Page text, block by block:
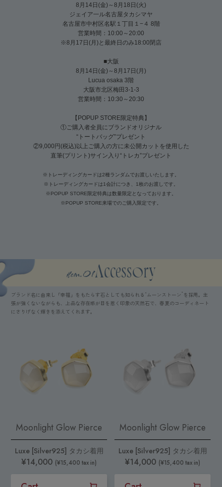
8月14日(金)～8月18日(火)
ジェイア一ル名古屋タカシマヤ
名古屋市中村区名駅１丁目１−４ 8階
営業時間：10:00～20:00
※8月17日(月)と最終日のみ18:00閉店
■大阪
8月14日(金)～8月17日(月)
Lucua osaka 3階
大阪市北区梅田3-1-3
営業時間：10:30～20:30
【POPUP STORE限定特典】
①ご購入者全員にブランドオリジナル
“トートバッグ”プレゼント
②9,000円(税込)以上ご購入の方に未公開カットを使用した
直筆(プリント)サイン入り“トレカ”プレゼント
※トレーディングカードは2種ランダムでお渡しいたします。
※トレーディングカードは1会計につき、1枚のお渡しです。
※POPUP STORE限定特典は数量限定となっております。
※POPUP STORE来場でのご購入限定です。
3rd Collection
Accessory & Nail Polish
item.01Accessory
ブランド名に由来し「幸福」をもたらす石としても知られる“ムーンストーン”を採用。主
張が強くないながらも、上品な存在感が目を惹く印象の天然石で、春夏のコーディネート
にさりげなく輝きを添えてくれます。
Moonlight Glow Pierce
Luxe [Silver925] タカシ着用
¥14,000 (¥15,400 tax in)
Moonlight Glow Pierce
Luxe [Silver925] タカシ着用
¥14,000 (¥15,400 tax in)